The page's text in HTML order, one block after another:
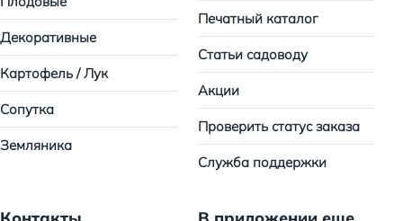
Декоративные
Картофель / Лук
Сопутка
Земляника
Печатный каталог
Статьи садоводу
Акции
Проверить статус заказа
Служба поддержки